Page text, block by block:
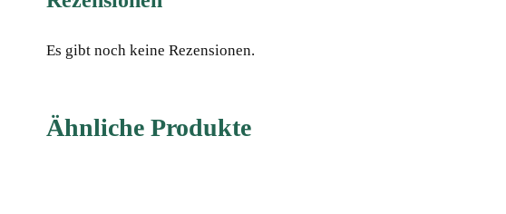
Es gibt noch keine Rezensionen.
Ähnliche Produkte